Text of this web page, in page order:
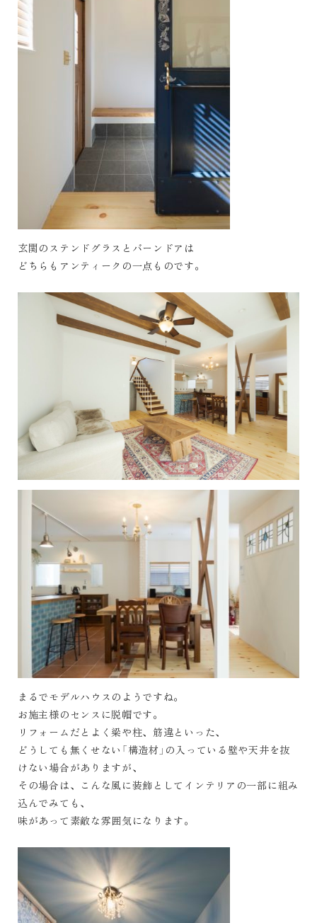
玄関のステンドグラスとバーンドアは
どちらもアンティークの一点ものです。
まるでモデルハウスのようですね。
お施主様のセンスに脱帽です。
リフォームだとよく梁や柱、筋違といった、
どうしても無くせない「構造材」の入っている壁や天井を抜
けない場合がありますが、
その場合は、こんな風に装飾としてインテリアの一部に組み
込んでみても、
味があって素敵な雰囲気になります。